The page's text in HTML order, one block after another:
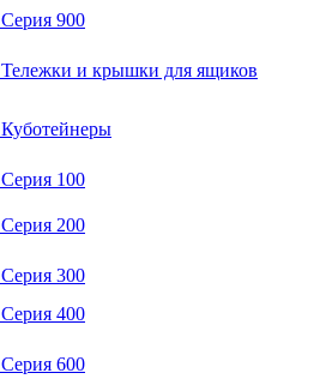
Серия 900
Тележки и крышки для ящиков
Куботейнеры
Серия 100
Серия 200
Серия 300
Серия 400
Серия 600